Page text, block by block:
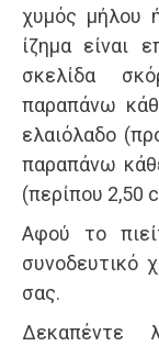
χυμός μήλου
ίζημα είναι
σκελίδα
παραπάνω
ελαιόλαδο
παραπάνω
(περίπου 2,50
Αφού το
συνοδευτικό
σας.
Δεκαπέντε